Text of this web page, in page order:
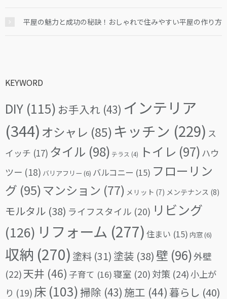
平屋の魅力と成功の秘訣！おしゃれで住みやすい平屋の作り方
KEYWORD
DIY (115) お手入れ (43) インテリア
(344) オシャレ (85) キッチン (229) ス
イッチ (17) タイル (98) テラス (4) トイレ (97) ハウ
ツー (18) バリアフリー (6) バルコニー (15) フローリン
グ (95)マンション (77) メリット (7) メンテナンス (8)
モルタル (38) ライフスタイル (20) リビング
(126) リフォーム (277) 住まい (15) 内窓(6)
収納 (270) 塗料 (31) 塗装 (38) 壁 (96)外壁
(22)天井 (46) 子育て (16)寝室 (20) 対策 (24)小上が
り (19) 床 (103)掃除 (43) 施工 (44) 暮らし (40)